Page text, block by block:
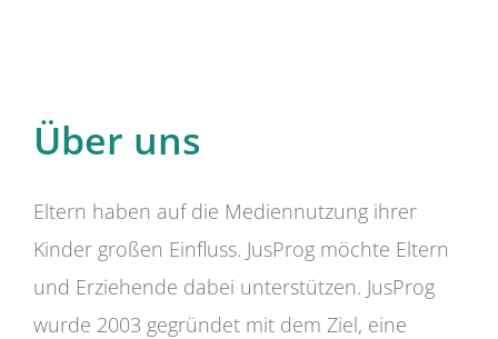
Über uns
Eltern haben auf die Mediennutzung ihrer
Kinder großen Einfluss. JusProg möchte Eltern
und Erziehende dabei unterstützen. JusProg
wurde 2003 gegründet mit dem Ziel, eine